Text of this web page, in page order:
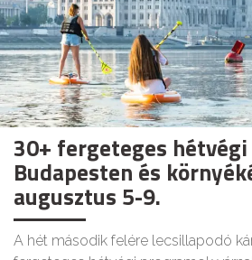
30+ fergeteges
Budapesten és
augusztus 5-9.
A hét második felére lecsillapodó